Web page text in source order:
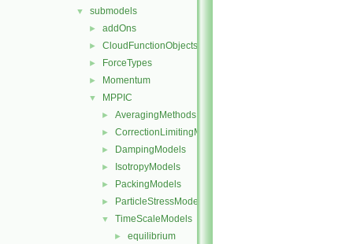
▼ submodels
► addOns
► CloudFunctionObjects
► ForceTypes
► Momentum
▼ MPPIC
► AveragingMethods
► CorrectionLimitingMethods
► DampingModels
► IsotropyModels
► PackingModels
► ParticleStressModels
▼ TimeScaleModels
► equilibrium